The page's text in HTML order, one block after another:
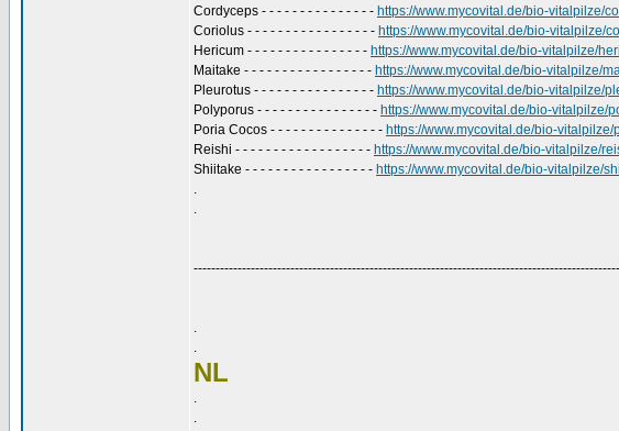
Cordyceps - - - - - - - - - - - - - - - https://www.mycovital.de/bio-vitalpilze/
Coriolus - - - - - - - - - - - - - - - - - https://www.mycovital.de/bio-vitalpilze/
Hericum - - - - - - - - - - - - - - - - https://www.mycovital.de/bio-vitalpilze/
Maitake - - - - - - - - - - - - - - - - - https://www.mycovital.de/bio-vitalpilze/
Pleurotus - - - - - - - - - - - - - - - - https://www.mycovital.de/bio-vitalpilze/
Polyporus - - - - - - - - - - - - - - - - https://www.mycovital.de/bio-vitalpilze/
Poria Cocos - - - - - - - - - - - - - - - https://www.mycovital.de/bio-vitalpilze/
Reishi - - - - - - - - - - - - - - - - - - https://www.mycovital.de/bio-vitalpilze/
Shiitake - - - - - - - - - - - - - - - - - https://www.mycovital.de/bio-vitalpilze/
.
.
.
.
NL
.
.